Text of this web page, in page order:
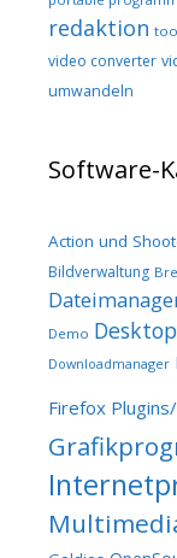
redaktion
video converter
umwandeln
Software-
Action und
Bildverwaltung
Demo
Downloadmanager
Firefox